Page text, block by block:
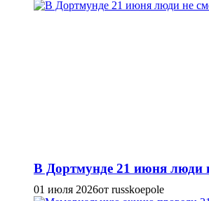
В Дортмунде 21 июня люди
01 июля 2026от russkoepole